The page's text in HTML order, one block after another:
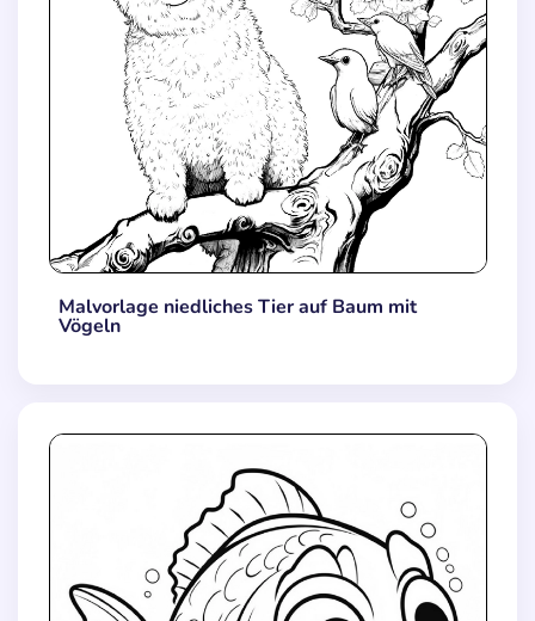
Malvorlage niedliches Tier auf Baum mit
Vögeln